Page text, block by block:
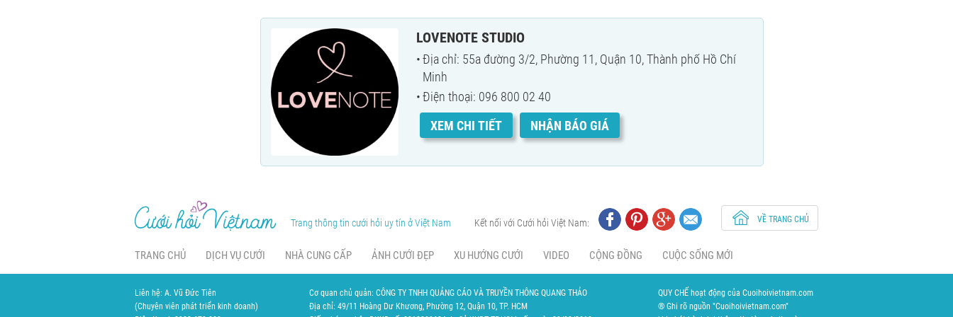
LOVENOTE STUDIO
Địa chỉ: 55a đường 3/2, Phường 11, Quận 10, Thành phố Hồ Chí
Minh
Điện thoại: 096 800 02 40
XEM CHI TIẾT
NHẬN BÁO GIÁ
Trang thông tin cưới hỏi uy tín ở Việt Nam Kết nối với Cưới hỏi Việt Nam: VỀ TRANG CHỦ
TRANG CHỦ DỊCH VỤ CƯỚI NHÀ CUNG CẤP ẢNH CƯỚI ĐẸP XU HƯỚNG CƯỚI VIDEO CỘNG ĐỒNG CUỘC SỐNG MỚI
Liên hệ: A. Vũ Đức Tiên
(Chuyên viên phát triển kinh doanh)
Cơ quan chủ quản: CÔNG TY TNHH QUẢNG CÁO VÀ TRUYỀN THÔNG QUANG THẢO
Địa chỉ: 49/11 Hoàng Dư Khương, Phường 12, Quận 10, TP. HCM
QUY CHẾ hoạt động của Cuoihoivietnam.com
® Ghi rõ nguồn "Cuoihoivietnam.com"